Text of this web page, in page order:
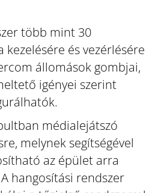
több mint 30
kezelésére és vezérlésére
állomások gombjai,
igényei szerint
médialejátszó
melynek segítségével
az épület arra
hangosítási rendszer